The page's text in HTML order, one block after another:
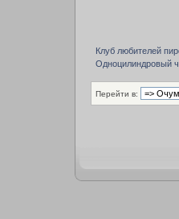
Клуб любителей
Одноцилиндровый
Перейти в: